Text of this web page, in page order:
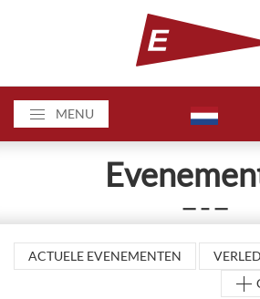
MENU
— – —
ACTUELE EVENEMENTEN